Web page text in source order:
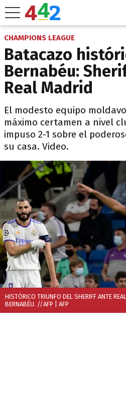
CHAMPIONS LEAGUE
Batacazo
Bernabéu:
Real Madrid
El modesto equipo
máximo certamen a nivel
impuso 2-1 sobre el
su casa. Video.
HISTÓRICO TRIUNFO DEL SHERIFF ANTE
BERNABÉU. //AFP | AFP